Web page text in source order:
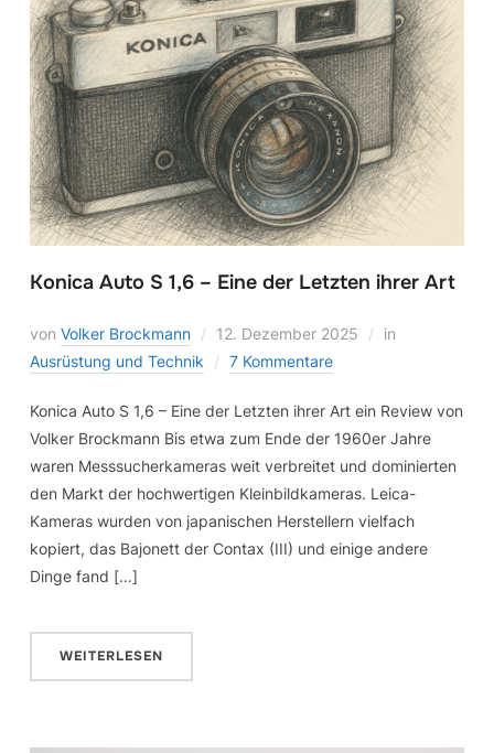
Konica Auto S 1,6 – Eine der Letzten ihrer Art
von Volker Brockmann 12. Dezember 2025
in
Ausrüstung und Technik
7 Kommentare
Konica Auto S 1,6 – Eine der Letzten ihrer Art ein Review von
Volker Brockmann Bis etwa zum Ende der 1960er Jahre
waren Messsucherkameras weit verbreitet und dominierten
den Markt der hochwertigen Kleinbildkameras. Leica-
Kameras wurden von japanischen Herstellern vielfach
kopiert, das Bajonett der Contax (III) und einige andere
Dinge fand […]
WEITERLESEN